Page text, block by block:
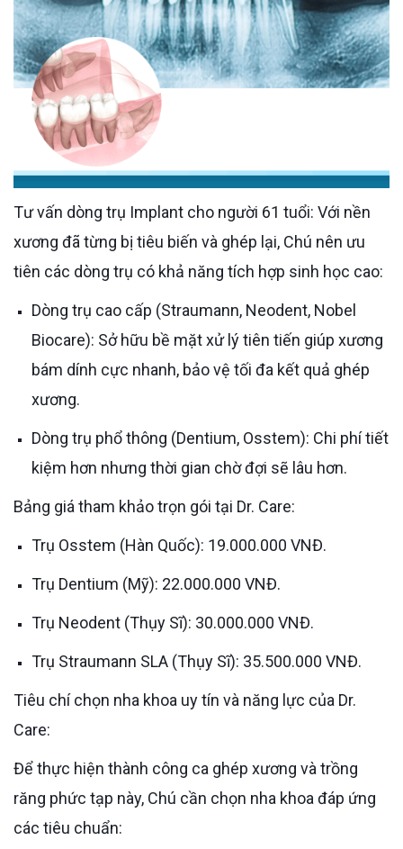
Tư vấn dòng trụ Implant cho người 61 tuổi: Với nền
xương đã từng bị tiêu biến và ghép lại, Chú nên ưu
tiên các dòng trụ có khả năng tích hợp sinh học cao:
Dòng trụ cao cấp (Straumann, Neodent, Nobel
Biocare): Sở hữu bề mặt xử lý tiên tiến giúp xương
bám dính cực nhanh, bảo vệ tối đa kết quả ghép
xương.
Dòng trụ phổ thông (Dentium, Osstem): Chi phí tiết
kiệm hơn nhưng thời gian chờ đợi sẽ lâu hơn.
Bảng giá tham khảo trọn gói tại Dr. Care:
Trụ Osstem (Hàn Quốc): 19.000.000 VNĐ.
Trụ Dentium (Mỹ): 22.000.000 VNĐ.
Trụ Neodent (Thụy Sĩ): 30.000.000 VNĐ.
Trụ Straumann SLA (Thụy Sĩ): 35.500.000 VNĐ.
Tiêu chí chọn nha khoa uy tín và năng lực của Dr.
Care:
Để thực hiện thành công ca ghép xương và trồng
răng phức tạp này, Chú cần chọn nha khoa đáp ứng
các tiêu chuẩn: